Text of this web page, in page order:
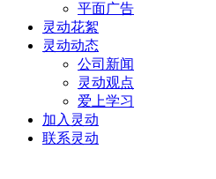
平面广告
灵动花絮
灵动动态
公司新闻
灵动观点
爱上学习
加入灵动
联系灵动